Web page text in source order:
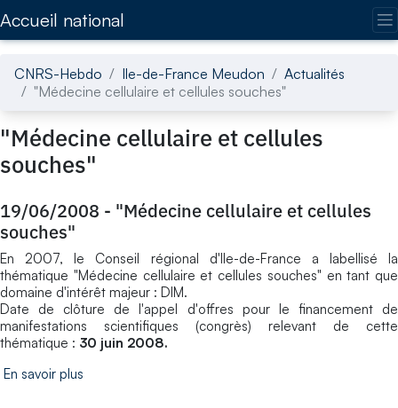
Accueil national
CNRS-Hebdo Ile-de-France Meudon
Actualités
"Médecine cellulaire et cellules souches"
"Médecine cellulaire et cellules
souches"
19/06/2008 - "Médecine cellulaire et cellules
souches"
En 2007, le Conseil régional d'Ile-de-France a labellisé la
thématique "Médecine cellulaire et cellules souches" en tant que
domaine d'intérêt majeur : DIM.
Date de clôture de l'appel d'offres pour le financement de
manifestations scientifiques (congrès) relevant de cette
thématique : 30 juin 2008.
En savoir plus